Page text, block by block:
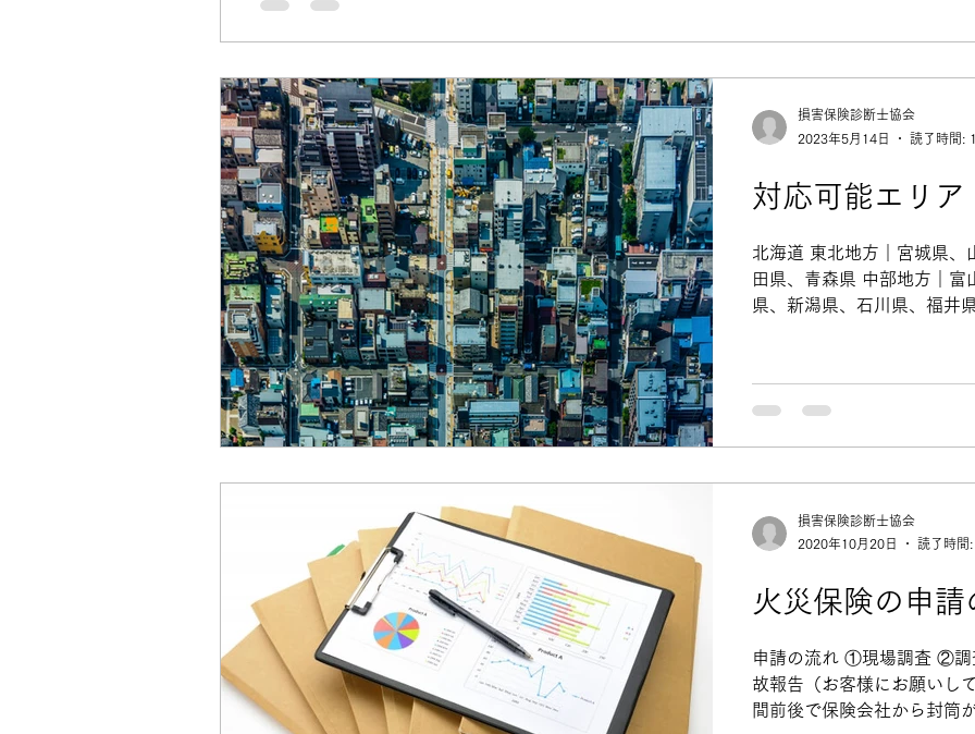
対応可能エリア
北海道 東北地方｜宮城県、
田県、青森県 中部地方｜富
県、新潟県、石川県、福井
県、大阪府、奈良県...
損害保険診断士協会
2023年5月14日
読了時間:
火災保険の申請
申請の流れ ①現場調査 ②
故報告（お客様にお願いし
間前後で保険会社から封筒
損害保険診断士協会
2020年10月20日
読了時間